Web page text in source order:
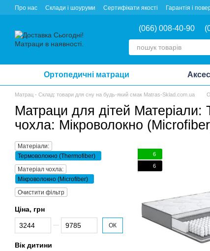
Перейти до основного контенту
Про нас Склади і шоуруми Сертифікати якості Гарантія і
(066) 008-40-90
Ортопедичні матраци
Матрац - Склад: товари для сну на будь-який смак Matras-Sklad.com.ua
Матраци для дітей
чохла: Мікроволокно
6
6
Матеріали:
Термоволокно (Thermofiber)
Матеріал чохла:
Мікроволокно (Microfiber)
Очистити фільтр
Ціна, грн
Від Ціна, грн
До Ціна, грн ОК
Вік дитини